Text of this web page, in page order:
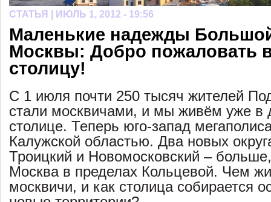
СТАТЬЯ | ИЮЛЬ 1, 2012 - 19:56
Маленькие надежды
Москвы: Добро пожаловать
столицу!
С 1 июля почти 250 тысяч жителей
стали москвичами, и мы живём уже в
столице. Теперь юго-запад
Калужской областью. Два новых
Троицкий и Новомосковский –
Москва в пределах Кольцевой. Чем
москвичи, и как столица собирается